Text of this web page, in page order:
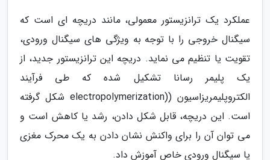
عملکرد یک ترانزیستور معمولی، مانند دریچه ای است که
سیگنال خروجی را با توجه به ویژگی های سیگنال ورودی،
تقویت یا تنظیم می نماید. دریچه این ترانزیستور جدید، از
یک پلیمر رسانا تشکیل شده که طی فرآیند
الکتروپلیمریزاسیون ((electropolymerization شکل گرفته
است. این دریچه، قابل شکل دادن، رشد یا کاهش است و
می توان آن را برای واکنش نشان دادن به یک محرک مغزی
یا سیگنال ورودی خاص آموزش داد.